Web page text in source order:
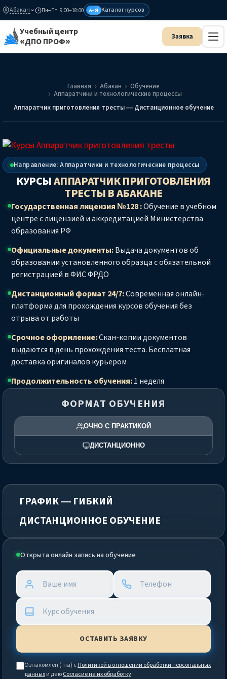
Абакан Пн–Пт: 9:00–18:00 А–Я Каталог курсов
Учебный центр
«ДПО ПРОФ»
Главная Абакан
Обучение
Аппаратчики и технологические процессы
Аппаратчик приготовления тресты — Дистанционное обучение
Направление: Аппаратчики и технологические процессы
КУРСЫАППАРАТЧИК ПРИГОТОВЛЕНИЯ
ТРЕСТЫВ АБАКАНЕ
Государственная лицензия №128 :Обучение в учебном
центре с лицензией и аккредитацией Министерства
образования РФ
Официальные документы:Выдача документов об
образовании установленного образца с обязательной
регистрацией в ФИС ФРДО
Дистанционный формат 24/7:Современная онлайн-
платформа для прохождения курсов обучения без
отрыва от работы
Срочное оформление:Скан-копии документов
выдаются в день прохождения теста. Бесплатная
доставка оригиналов курьером
Продолжительность обучения:1 неделя
Открыта онлайн запись на обучение
Ознакомлен (-на) сПолитикой в отношении обработки персональных
данныхи даюСогласие на их обработку
ФОРМАТ ОБУЧЕНИЯ
ОЧНО С ПРАКТИКОЙ
ДИСТАНЦИОННО
ГРАФИК — ГИБКИЙ
ДИСТАНЦИОННОЕ ОБУЧЕНИЕ